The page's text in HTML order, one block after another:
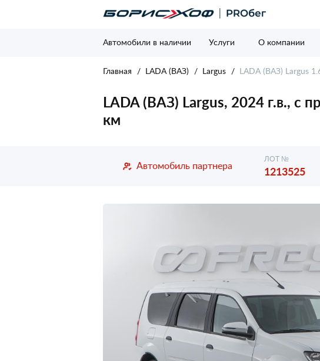
Автомобили в наличии Услуги О компании
Главная LADA (ВАЗ) Largus LADA (ВАЗ) Largus
LADA (ВАЗ) Largus, 2024 г.в., с
км
Автомобиль партнера
ЛОТ №
1213525